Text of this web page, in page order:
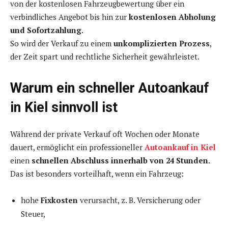
von der kostenlosen Fahrzeugbewertung über ein
verbindliches Angebot bis hin zur kostenlosen Abholung
und Sofortzahlung.
So wird der Verkauf zu einem unkomplizierten Prozess,
der Zeit spart und rechtliche Sicherheit gewährleistet.
Warum ein schneller Autoankauf
in Kiel sinnvoll ist
Während der private Verkauf oft Wochen oder Monate
dauert, ermöglicht ein professioneller Autoankauf in Kiel
einen schnellen Abschluss innerhalb von 24 Stunden.
Das ist besonders vorteilhaft, wenn ein Fahrzeug:
hohe Fixkosten verursacht, z. B. Versicherung oder
Steuer,